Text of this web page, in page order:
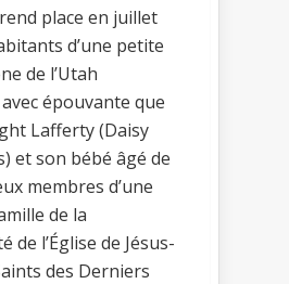
place en juillet
d’une petite
de l’Utah
épouvante que
Lafferty (Daisy
et son bébé âgé de
membres d’une
de la
de l’Église de Jésus-
des Derniers